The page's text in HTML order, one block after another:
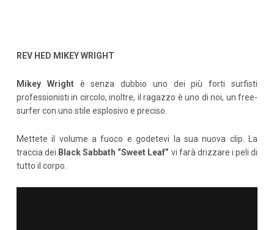
REV HED MIKEY WRIGHT
Mikey Wrightè senza dubbio uno dei più forti surfisti
professionisti in circolo, inoltre, il ragazzo è uno di noi, un free-
surfer con uno stile esplosivo e preciso.
Mettete il volume a fuoco e godetevi la sua nuova clip. La
traccia dei Black Sabbath “Sweet Leaf” vi farà drizzare i peli di
tutto il corpo.